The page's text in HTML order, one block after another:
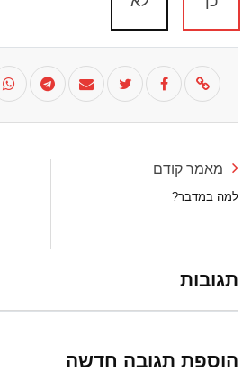
מאמר קודם
למה במדבר?
תגובות
הוספת תגובה חדשה